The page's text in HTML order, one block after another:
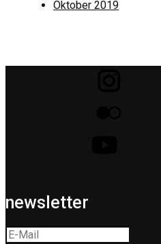
Oktober 2019
newsletter